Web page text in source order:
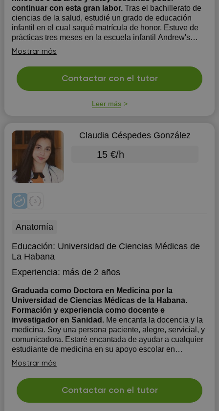
continuar con esta gran labor. Tras el bachillerato de
ciencias de la salud, estudié un grado de educación
infantil en el cual saqué matrícula de honor. Estuve de
prácticas tres meses en la escuela infantil Andrew's
School en donde solo se hablaba en inglés a los niños
de entre 0 y 3 años, en esta misma me ofrecieron
trabajar en ...
Mostrar más
Contactar con el tutor
Leer más
Claudia Céspedes González
15 €/h
Anatomía
Educación: Universidad de Ciencias Médicas de
La Habana
Experiencia: más de 2 años
Graduada como Doctora en Medicina por la
Universidad de Ciencias Médicas de la Habana.
Formación y experiencia como docente e
investigador en Sanidad. Me encanta la docencia y la
medicina. Soy una persona paciente, alegre, servicial, y
comunicadora. Estaré encantada de ayudar a cualquier
estudiante de medicina en su apoyo escolar en
asignaturas de ciencias básicas y preclínicas. Me gusta
emplear herramientas que permitan al alumno optimizar
su est...
Mostrar más
Contactar con el tutor